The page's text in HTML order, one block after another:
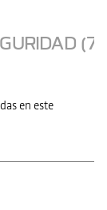
(7)
en este